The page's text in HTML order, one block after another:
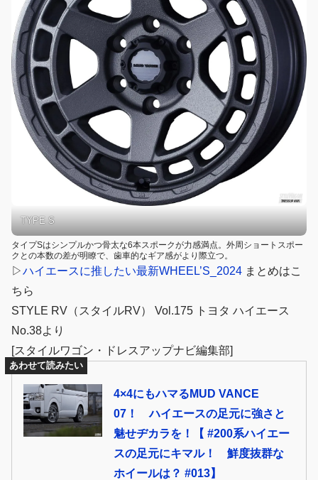
TYPE S
タイプSはシンプルかつ骨太な6本スポークが力感満点。外周ショートスポー
クとの本数の差が明瞭で、歯車的なギア感がより際立つ。
▷ハイエースに推したい最新WHEEL’S_2024 まとめはこ
ちら
STYLE RV（スタイルRV） Vol.175 トヨタ ハイエース
No.38より
[スタイルワゴン・ドレスアップナビ編集部]
あわせて読みたい
4×4にもハマるMUD VANCE
07！ ハイエースの足元に強さと
魅せヂカラを！【 #200系ハイエー
スの足元にキマル！ 鮮度抜群な
ホイールは？ #013】